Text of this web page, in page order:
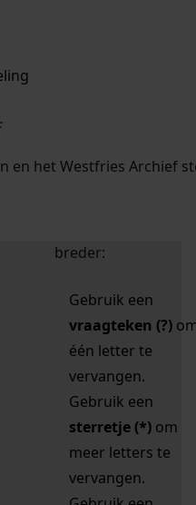
aantal zoektips.
aantal zoektips.
en het Westfries Archief
uw zoekopdracht te
breder:
Gebruik een
vraagteken (?)
één letter te
vervangen.
Gebruik een
sterretje (*) om
meer letters te
vervangen.